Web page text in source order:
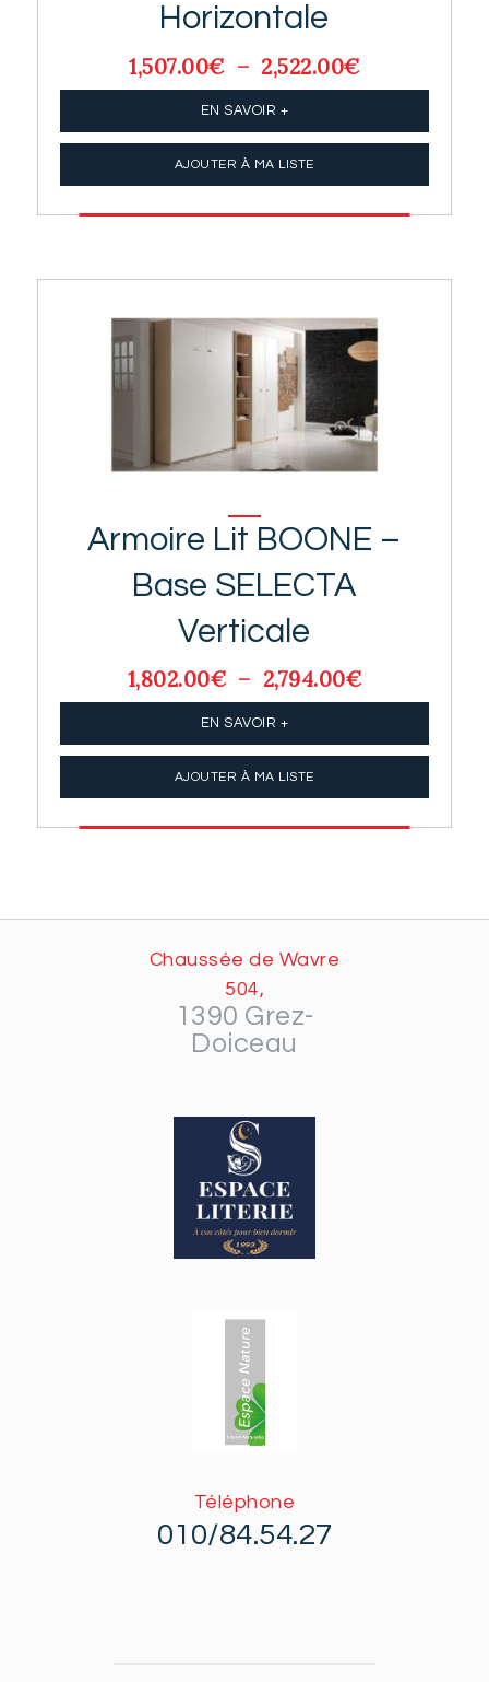
Horizontale
1,507.00€ – 2,522.00€
de
1,507.00€
2,522.00€
EN SAVOIR +
AJOUTER À MA LISTE
Armoire Lit BOONE –
Base SELECTA
Verticale
1,802.00€ – 2,794.00€
de
1,802.00€
2,794.00€
EN SAVOIR +
AJOUTER À MA LISTE
Chaussée de Wavre
504,
1390 Grez-
Doiceau
Téléphone
010/84.54.27